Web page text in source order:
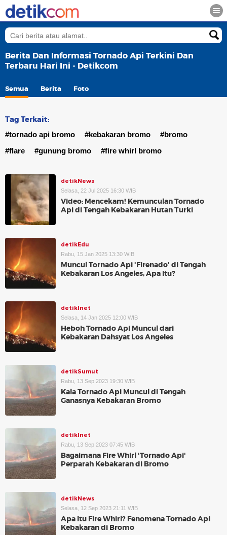
Berita Dan Informasi Tornado Api Terkini Dan
Terbaru Hari Ini - Detikcom
Semua Berita Foto
Tag Terkait:
#tornado api bromo #kebakaran bromo
#bromo
#flare
#gunung bromo #fire whirl bromo
detikNews
Selasa, 22 Jul 2025 16:30 WIB
Video: Mencekam! Kemunculan Tornado
Api di Tengah Kebakaran Hutan Turki
detikEdu
Rabu, 15 Jan 2025 13:30 WIB
Muncul Tornado Api 'Firenado' di Tengah
Kebakaran Los Angeles, Apa Itu?
detikInet
Selasa, 14 Jan 2025 12:00 WIB
Heboh Tornado Api Muncul dari
Kebakaran Dahsyat Los Angeles
detikSumut
Rabu, 13 Sep 2023 19:30 WIB
Kala Tornado Api Muncul di Tengah
Ganasnya Kebakaran Bromo
detikInet
Rabu, 13 Sep 2023 07:45 WIB
Bagaimana Fire Whirl 'Tornado Api'
Perparah Kebakaran di Bromo
detikNews
Selasa, 12 Sep 2023 21:11 WIB
Apa Itu Fire Whirl? Fenomena Tornado Api
Kebakaran di Bromo